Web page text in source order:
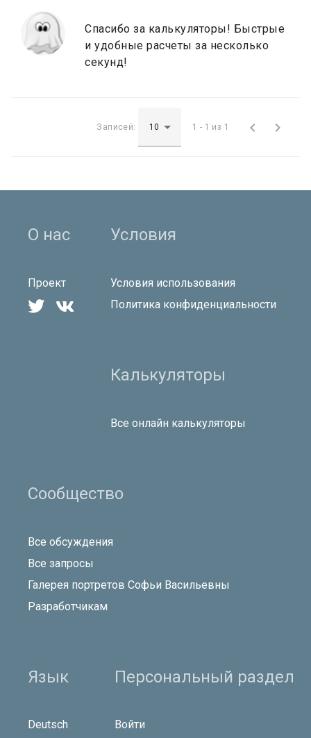
Спасибо за калькуляторы! Быстрые
и удобные расчеты за несколько
секунд!
Записей: 1 - 1 из 1  
О нас
Проект
 
Условия
Условия использования
Политика конфиденциальности
Калькуляторы
Все онлайн калькуляторы
Сообщество
Все обсуждения
Все запросы
Галерея портретов Софьи Васильевны
Разработчикам
Язык
Deutsch
Персональный раздел
Войти